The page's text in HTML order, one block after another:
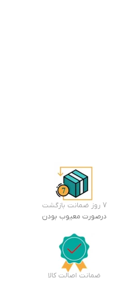
7 روز ضمانت بازگشت
درصورت معیوب بودن
ضمانت اصالت کالا